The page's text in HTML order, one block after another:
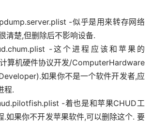
-似乎是用来转存网络
清楚,但删除后不影响设备.
-这个进程应该和苹果的
算机硬件协议开发/ComputerHardware
如果你不是一个软件开发者,应
程.
-着也是和苹果CHUD工
.如果你不开发苹果软件,可以删除这个. 要